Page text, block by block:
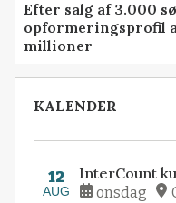
Efter salg af 3.000
opformeringsprofil
millioner
KALENDER
12
AUG
InterCount
onsdag